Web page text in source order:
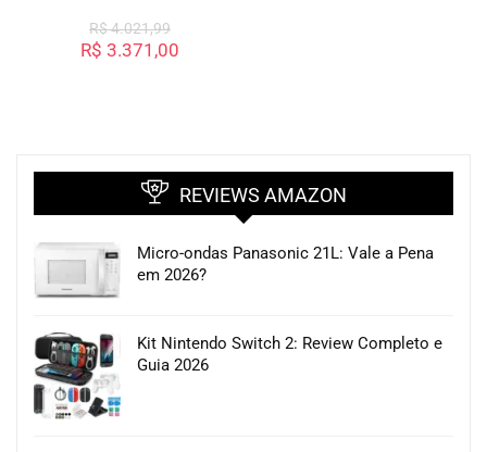
R$4.021,99
R$ 3.371,00
REVIEWS AMAZON
Micro-ondas Panasonic 21L: Vale a Pena
em 2026?
Kit Nintendo Switch 2: Review Completo e
Guia 2026